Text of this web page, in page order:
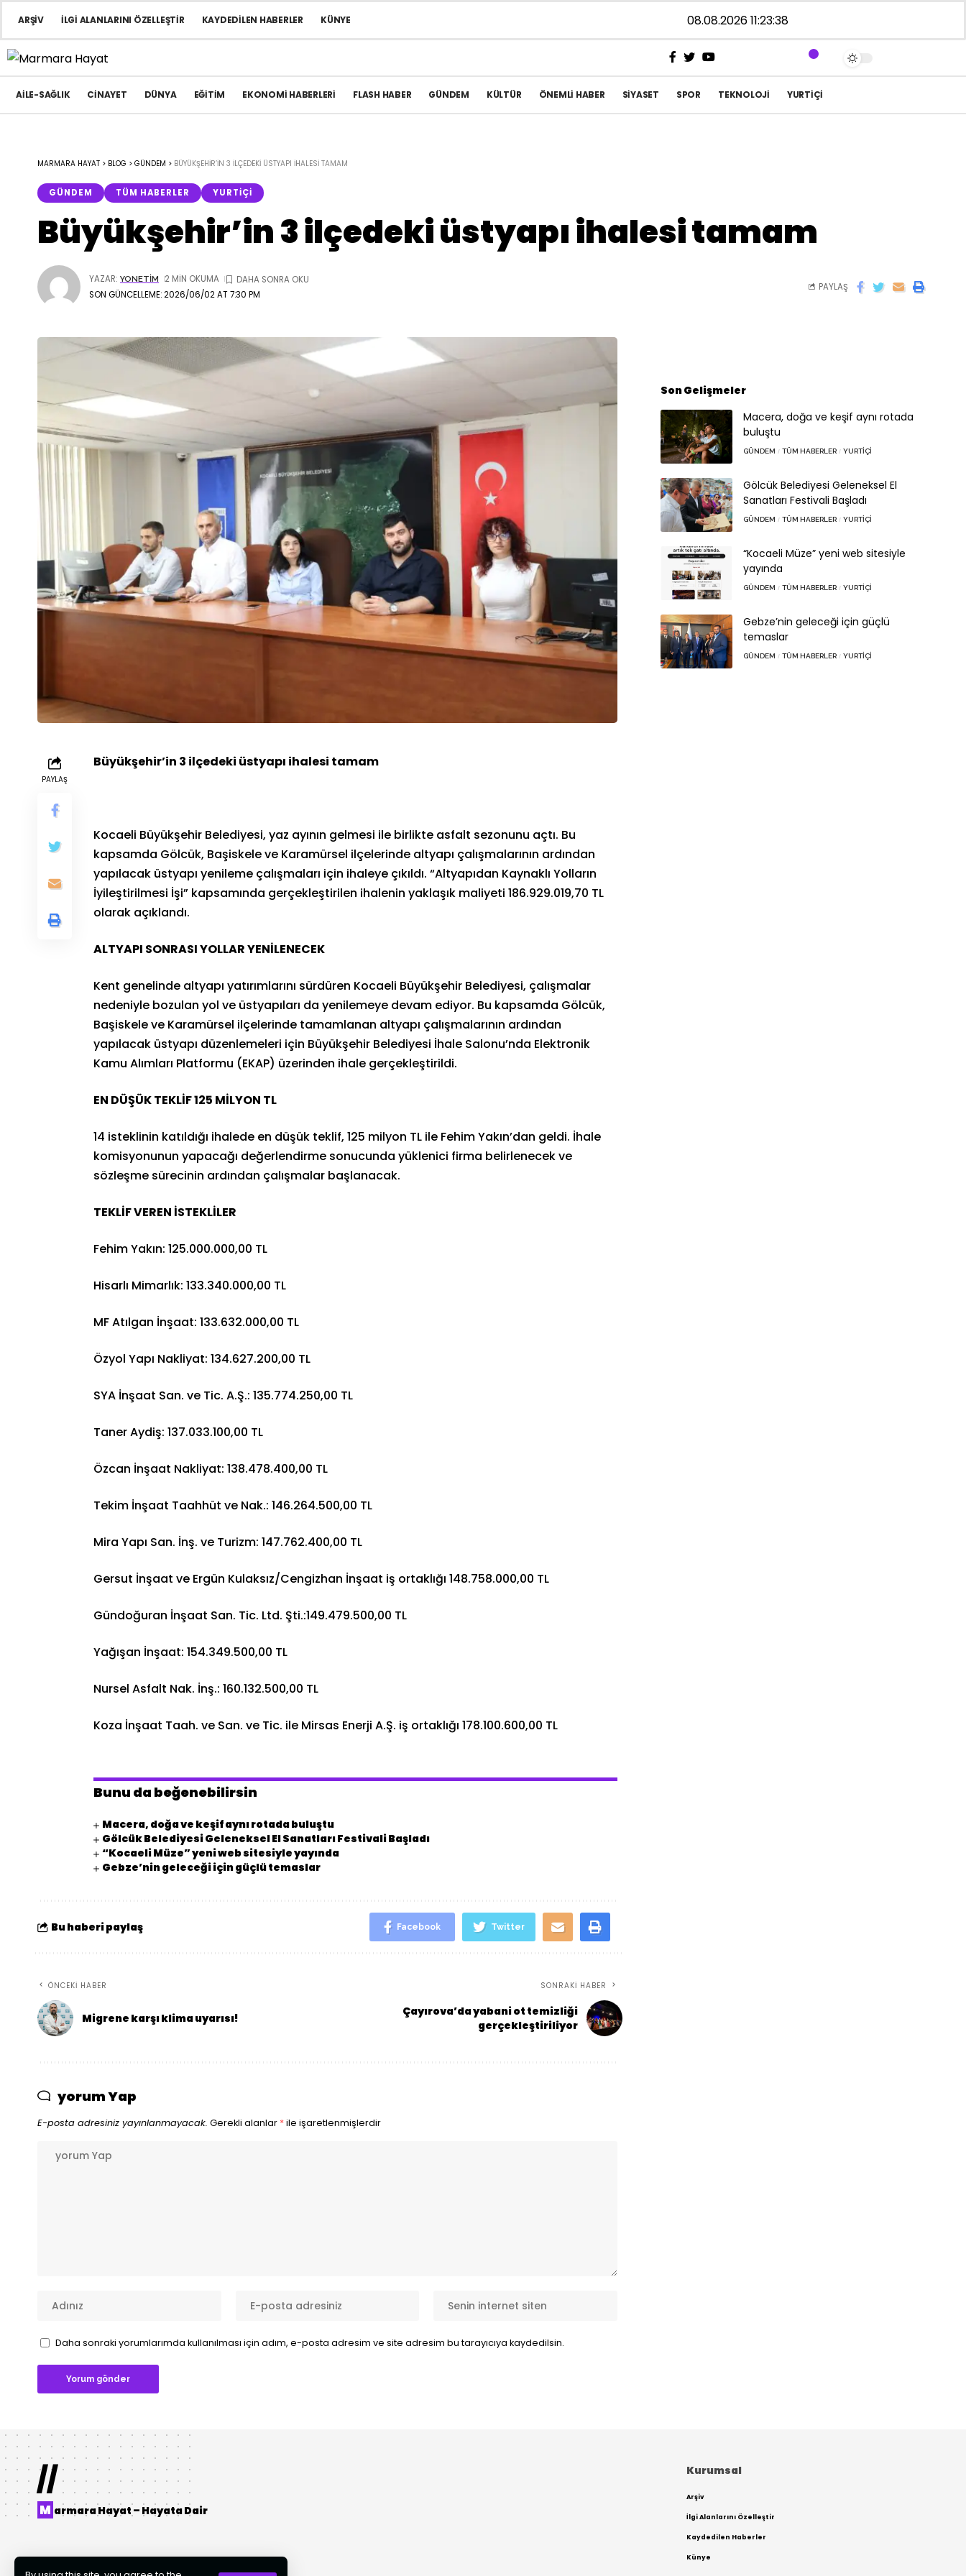
ARŞIV İLGI ALANLARINI ÖZELLEŞTIR KAYDEDILEN HABERLER KÜNYE 08.08.2026 11:23:39
AILE-SAĞLIK CINAYET DÜNYA EĞITIM EKONOMI HABERLERI FLASH HABER GÜNDEM KÜLTÜR ÖNEMLI HABER SIYASET SPOR TEKNOLOJI YURTIÇI
MARMARA HAYAT > BLOG > GÜNDEM > BÜYÜKŞEHIR’IN 3 ILÇEDEKI ÜSTYAPI IHALESI TAMAM
GÜNDEM TÜM HABERLER YURTIÇI
Büyükşehir’in 3 ilçedeki üstyapı ihalesi tamam
SON GÜNCELLEME: 2026/06/02 AT 7:30 PM
YAZAR: YONETIM 2 MIN OKUMA
PAYLAŞ
PAYLAŞ
Büyükşehir’in 3 ilçedeki üstyapı ihalesi tamam
Kocaeli Büyükşehir Belediyesi, yaz ayının gelmesi ile birlikte asfalt sezonunu açtı. Bu
kapsamda Gölcük, Başiskele ve Karamürsel ilçelerinde altyapı çalışmalarının ardından
yapılacak üstyapı yenileme çalışmaları için ihaleye çıkıldı. “Altyapıdan Kaynaklı Yolların
İyileştirilmesi İşi” kapsamında gerçekleştirilen ihalenin yaklaşık maliyeti 186.929.019,70 TL
olarak açıklandı.
ALTYAPI SONRASI YOLLAR YENİLENECEK
Kent genelinde altyapı yatırımlarını sürdüren Kocaeli Büyükşehir Belediyesi, çalışmalar
nedeniyle bozulan yol ve üstyapıları da yenilemeye devam ediyor. Bu kapsamda Gölcük,
Başiskele ve Karamürsel ilçelerinde tamamlanan altyapı çalışmalarının ardından
yapılacak üstyapı düzenlemeleri için Büyükşehir Belediyesi İhale Salonu’nda Elektronik
Kamu Alımları Platformu (EKAP) üzerinden ihale gerçekleştirildi.
EN DÜŞÜK TEKLİF 125 MİLYON TL
14 isteklinin katıldığı ihalede en düşük teklif, 125 milyon TL ile Fehim Yakın’dan geldi. İhale
komisyonunun yapacağı değerlendirme sonucunda yüklenici firma belirlenecek ve
sözleşme sürecinin ardından çalışmalar başlanacak.
TEKLİF VEREN İSTEKLİLER
Fehim Yakın: 125.000.000,00 TL
Hisarlı Mimarlık: 133.340.000,00 TL
MF Atılgan İnşaat: 133.632.000,00 TL
Özyol Yapı Nakliyat: 134.627.200,00 TL
SYA İnşaat San. ve Tic. A.Ş.: 135.774.250,00 TL
Taner Aydiş: 137.033.100,00 TL
Özcan İnşaat Nakliyat: 138.478.400,00 TL
Tekim İnşaat Taahhüt ve Nak.: 146.264.500,00 TL
Mira Yapı San. İnş. ve Turizm: 147.762.400,00 TL
Gersut İnşaat ve Ergün Kulaksız/Cengizhan İnşaat iş ortaklığı 148.758.000,00 TL
Gündoğuran İnşaat San. Tic. Ltd. Şti.:149.479.500,00 TL
Yağışan İnşaat: 154.349.500,00 TL
Nursel Asfalt Nak. İnş.: 160.132.500,00 TL
Koza İnşaat Taah. ve San. ve Tic. ile Mirsas Enerji A.Ş. iş ortaklığı 178.100.600,00 TL
Bunu da beğenebilirsin
Macera, doğa ve keşif aynı rotada buluştu
Gölcük Belediyesi Geleneksel El Sanatları Festivali Başladı
“Kocaeli Müze” yeni web sitesiyle yayında
Gebze’nin geleceği için güçlü temaslar
Bu haberi paylaş Facebook Twitter
ÖNCEKI HABER
Migrene karşı klima uyarısı!
SONRAKI HABER
Çayırova’da yabani ot temizliği
gerçekleştiriliyor
yorum Yap
E-posta adresiniz yayınlanmayacak. Gerekli alanlar *ile işaretlenmişlerdir
Daha sonraki yorumlarımda kullanılması için adım, e-posta adresim ve site adresim bu tarayıcıya kaydedilsin.
Son Gelişmeler
Macera, doğa ve keşif aynı rotada
buluştu
GÜNDEM TÜM HABERLER YURTIÇI
Gölcük Belediyesi Geleneksel El
Sanatları Festivali Başladı
GÜNDEM TÜM HABERLER YURTIÇI
“Kocaeli Müze” yeni web sitesiyle
yayında
GÜNDEM TÜM HABERLER YURTIÇI
Gebze’nin geleceği için güçlü
temaslar
GÜNDEM TÜM HABERLER YURTIÇI
//
M armara Hayat – Hayata Dair
Kurumsal
Arşiv
İlgi Alanlarını Özelleştir
Kaydedilen Haberler
Künye